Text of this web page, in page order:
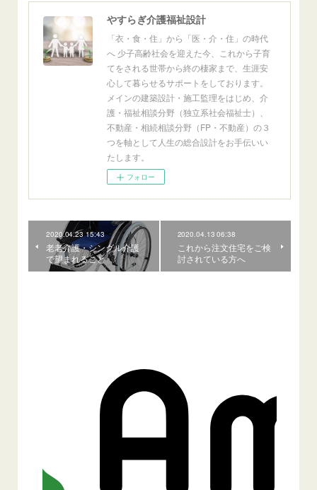
やすらぎ介護福祉設計
「衣・食・住」から「医・介・住」の時代
へ 少子高齢社会を迎えた今、これから子育
てをされる世帯から終の棲家まで、生涯安
心して暮らせるサポートをしております。
メインの建築設計・施工監理をはじめ、介
護・福祉相談分野（独立系社会福祉士）、
不動産・相続相談分野（FP・不動産）の３
つを軸として人生の総合設計をお手伝いい
たします。
フォロー
2020.04.23 15:43
老老介護・シングル介護
で望まれること
2020.04.13 06:38
これから注文住宅をご検
討されている方へ